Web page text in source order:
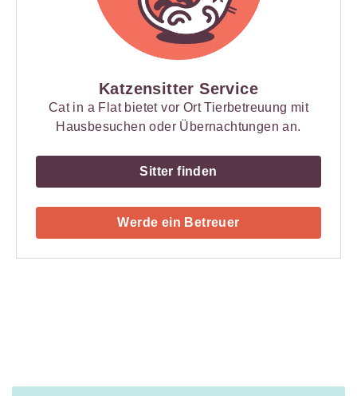
Katzensitter Service
Cat in a Flat bietet vor Ort Tierbetreuung mit
Hausbesuchen oder Übernachtungen an.
Sitter finden
Werde ein Betreuer